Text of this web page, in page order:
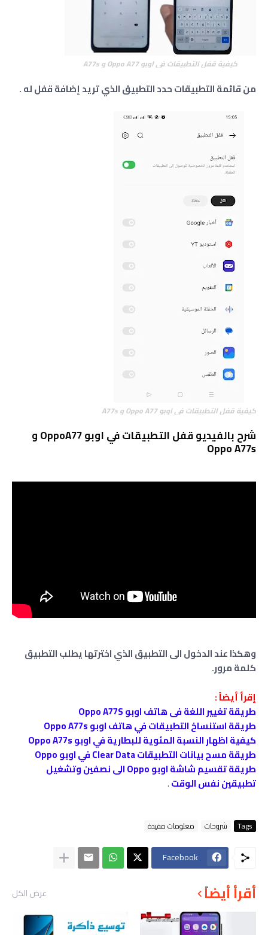
كيفية قفل التطبيقات في اوبو Oppo A77 و A77s
من قائمة التطبيقات حدد التطبيق الذي تريد إضافة قفل له .
كيفية قفل التطبيقات في اوبو Oppo A77 و A77s
شرح بالفيديو قفل التطبيقات في اوبو OppoA77 و
Oppo A77s
وهكذا عند الدخول الى التطبيق الذي اخترتها يطلب التطبيق
كلمة مرور.
إقرأ أيضاً :
طريقة تغيير اللغة فى هاتف اوبو Oppo A77S
طريقة استنساخ التطبيقات في هاتف اوبو Oppo A77s
كيفية اظهار النسبة المئوية للبطارية في اوبو Oppo A77s
طريقة مسح بيانات التطبيقات Clear Data في اوبو Oppo
طريقة تقسيم شاشة اوبو Oppo الى نصفين وتشغيل
تطبيقين نفس الوقت.
Tags شروحات معلومات مفيدة
Facebook
أقرأ أيضاً عرض الكل